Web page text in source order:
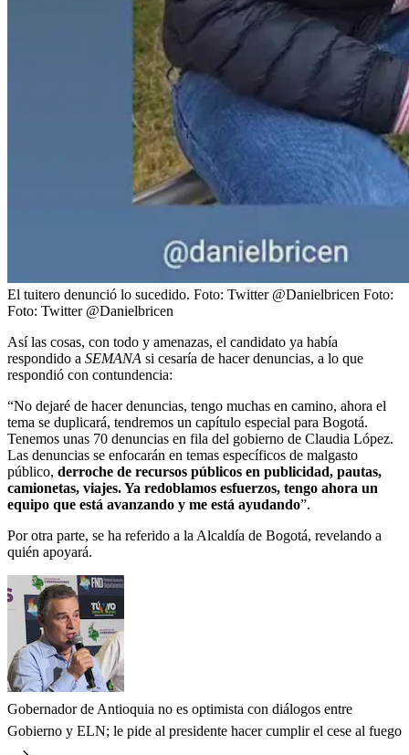
El tuitero denunció lo sucedido. Foto: Twitter @Danielbricen Foto:
Foto: Twitter @Danielbricen
Así las cosas, con todo y amenazas, el candidato ya había
respondido a SEMANA si cesaría de hacer denuncias, a lo que
respondió con contundencia:
“No dejaré de hacer denuncias, tengo muchas en camino, ahora el
tema se duplicará, tendremos un capítulo especial para Bogotá.
Tenemos unas 70 denuncias en fila del gobierno de Claudia López.
Las denuncias se enfocarán en temas específicos de malgasto
público, derroche de recursos públicos en publicidad, pautas,
camionetas, viajes. Ya redoblamos esfuerzos, tengo ahora un
equipo que está avanzando y me está ayudando”.
Por otra parte, se ha referido a la Alcaldía de Bogotá, revelando a
quién apoyará.
Gobernador de Antioquia no es optimista con diálogos entre
Gobierno y ELN; le pide al presidente hacer cumplir el cese al fuego